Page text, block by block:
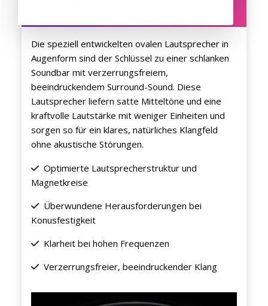
Die speziell entwickelten ovalen Lautsprecher in
Augenform sind der Schlüssel zu einer schlanken
Soundbar mit verzerrungsfreiem,
beeindruckendem Surround-Sound. Diese
Lautsprecher liefern satte Mitteltöne und eine
kraftvolle Lautstärke mit weniger Einheiten und
sorgen so für ein klares, natürliches Klangfeld
ohne akustische Störungen.
Optimierte Lautsprecherstruktur und
Magnetkreise
Überwundene Herausforderungen bei
Konusfestigkeit
Klarheit bei hohen Frequenzen
Verzerrungsfreier, beeindruckender Klang